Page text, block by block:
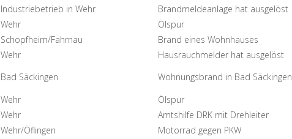
Industriebetrieb in Wehr Brandmeldeanlage hat ausgelöst
Wehr Ölspur
Schopfheim/Fahrnau Brand eines Wohnhauses
Wehr Hausrauchmelder hat ausgelöst
Bad Säckingen Wohnungsbrand in Bad Säckingen
Wehr Ölspur
Wehr Amtshilfe DRK mit Drehleiter
Wehr/Öflingen Motorrad gegen PKW